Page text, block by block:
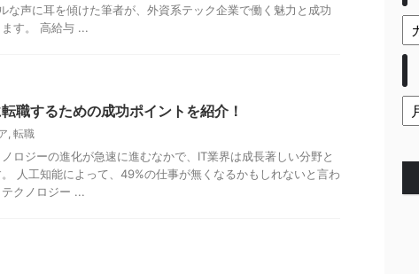
な声に耳を傾けた筆者が、外資系テック企業で働く魅力と成功
す。 高給与 ...
職するための成功ポイントを紹介！
転職
ロジーの進化が急速に進むなかで、IT業界は成長著しい分野と
人工知能によって、49%の仕事が無くなるかもしれないと言わ
クノロジー ...